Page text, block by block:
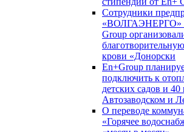
Сотрудники
«ВОЛГАЭНЕРГО»
Group
крови «Донорски
En+Group
подключить к
детских садов и 40
Автозаводском и
О переводе
«Горячее